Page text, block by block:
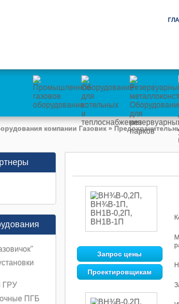
компании Газовик »
ГРУ
ПГБ
Запрос цены
Проектировщикам